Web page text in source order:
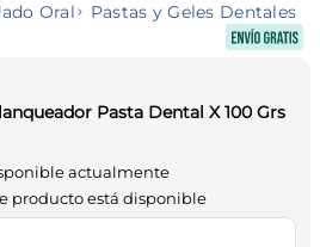
Oral Pastas y Geles Dentales
Pasta Dental X 100 Grs
actualmente
producto está disponible